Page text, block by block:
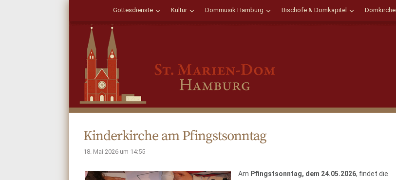
Gottesdienste Kultur Dommusik Hamburg Bischöfe & Domkapitel Domkirche
Kinderkirche am Pfingstsonntag
18. Mai 2026 um 14:55
Am Pfingstsonntag, dem 24.05.2026, findet die